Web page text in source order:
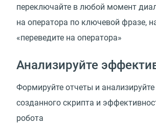
переключайте в любой момент
на оператора по ключевой фразе,
«переведите на оператора»
Анализируйте
Формируйте отчеты и анализируйте
созданного скрипта и
робота